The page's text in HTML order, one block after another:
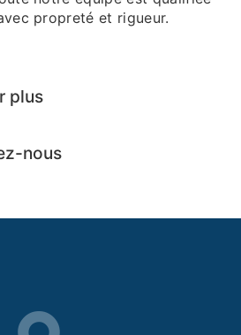
propreté et rigueur.
plus
nous